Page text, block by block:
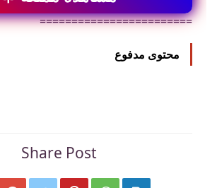
========================
محتوى مدفوع
Share Post